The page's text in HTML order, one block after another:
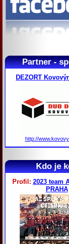
Partner -
DEZORT
http://
Kdo je
Profil: 2023 team
PRAHA